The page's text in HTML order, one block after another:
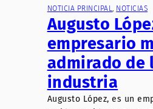
NOTICIA PRINCIPAL NOTICIAS
Augusto
empresario
admirado de
industria
Augusto López, es un